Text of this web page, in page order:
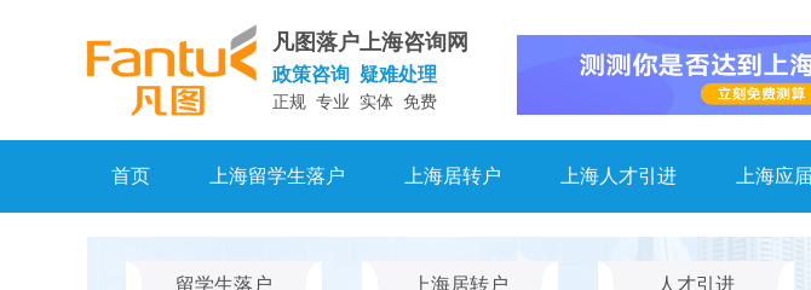
凡图落户上海咨询网
政策咨询 疑难处理
正规 专业 实体 免费
首页 上海留学生落户 上海居转户 上海人才引进 上海应
留学生落户 上海居转户 人才引进